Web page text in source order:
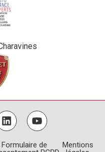
Formulaire de
Mentions